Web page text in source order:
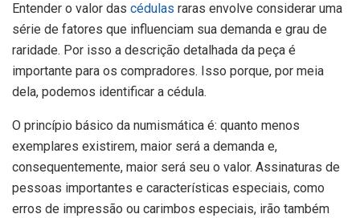
Entender o valor das cédulas raras envolve considerar uma
série de fatores que influenciam sua demanda e grau de
raridade. Por isso a descrição detalhada da peça é
importante para os compradores. Isso porque, por meia
dela, podemos identificar a cédula.
O princípio básico da numismática é: quanto menos
exemplares existirem, maior será a demanda e,
consequentemente, maior será seu o valor. Assinaturas de
pessoas importantes e características especiais, como
erros de impressão ou carimbos especiais, irão também